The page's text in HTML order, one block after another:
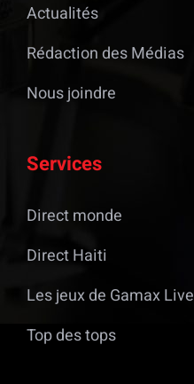
Actualités
Rédaction des Médias
Nous joindre
Services
Direct monde
Direct Haiti
Les jeux de Gamax Live
Top des tops